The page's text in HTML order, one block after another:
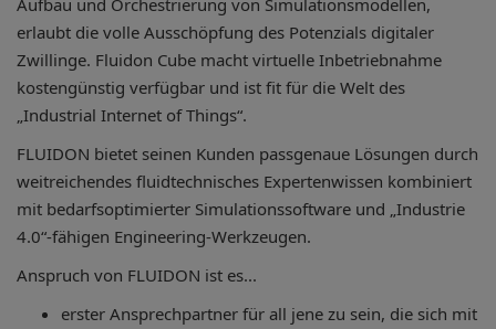
Aufbau und Orchestrierung von Simulationsmodellen,
erlaubt die volle Ausschöpfung des Potenzials digitaler
Zwillinge. Fluidon Cube macht virtuelle Inbetriebnahme
kostengünstig verfügbar und ist fit für die Welt des
„Industrial Internet of Things“.
FLUIDON bietet seinen Kunden passgenaue Lösungen durch
weitreichendes fluidtechnisches Expertenwissen kombiniert
mit bedarfsoptimierter Simulationssoftware und „Industrie
4.0“-fähigen Engineering-Werkzeugen.
Anspruch von FLUIDON ist es...
erster Ansprechpartner für all jene zu sein, die sich mit